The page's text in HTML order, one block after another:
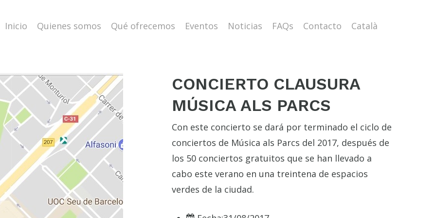
Inicio Quienes somos Qué ofrecemos Eventos Noticias FAQs Contacto Català
CONCIERTO CLAUSURA
MÚSICA ALS PARCS
Con este concierto se dará por terminado el ciclo de
conciertos de Música als Parcs del 2017, después de
los 50 conciertos gratuitos que se han llevado a
cabo este verano en una treintena de espacios
verdes de la ciudad.